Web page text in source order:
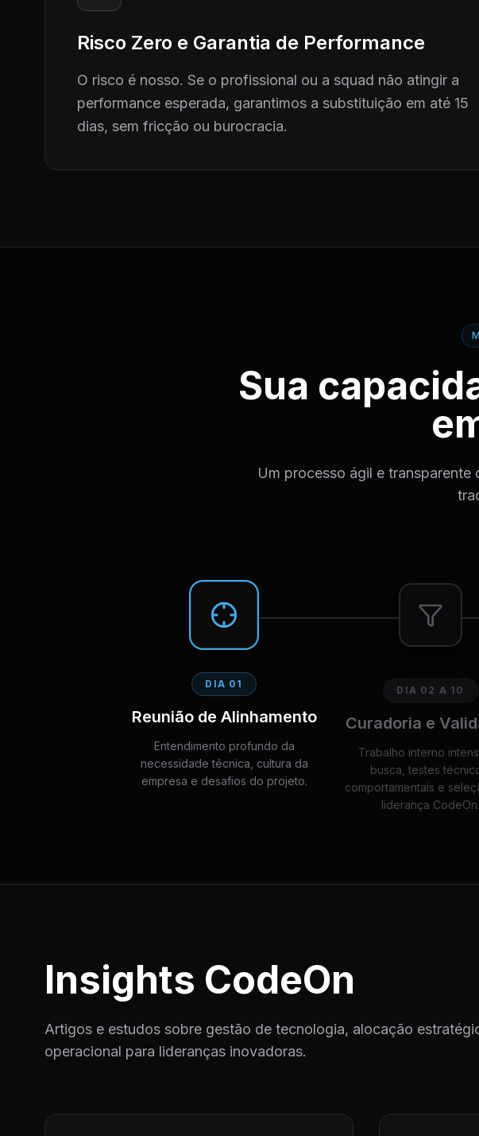
Risco Zero e Garantia de Performance
O risco é nosso. Se o profissional ou a squad não atingir a
performance esperada, garantimos a substituição em até 15
dias, sem fricção ou burocracia.
Sua
Um processo ágil e
DIA 01
Reunião de Alinhamento
Entendimento profundo da
necessidade técnica, cultura da
empresa e desafios do projeto.
DIA 02 A 10
Curadoria e
Trabalho interno
busca, testes
comportamentais e
liderança CodeOn.
Insights CodeOn
Artigos e estudos sobre gestão de tecnologia, alocação
operacional para lideranças inovadoras.